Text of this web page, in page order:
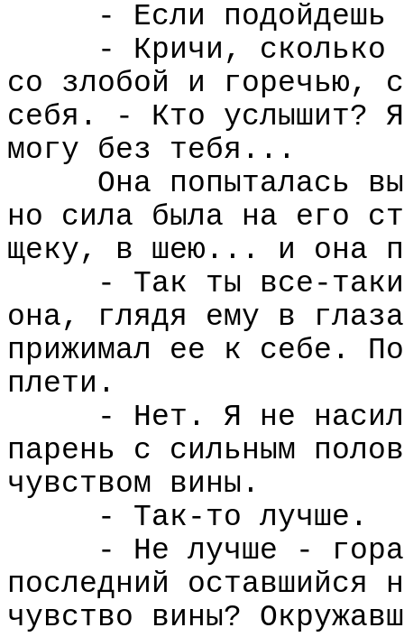
- Если
- Кричи,
со злобой и горечью,
себя. - Кто
могу без тебя...
Она попыталась
но сила была на его
щеку, в шею... и она
- Так ты все-
она, глядя ему в
прижимал ее к себе.
плети.
- Нет. Я не
парень с сильным
чувством вины.
- Так-то лучше.
- Не лучше -
последний оставшийся
чувство вины?